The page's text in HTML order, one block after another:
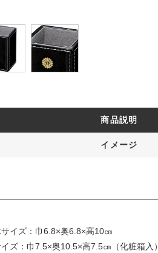
商品説明
イメージ
イズ：巾6.8×奥6.8×高10㎝
ズ：巾7.5×奥10.5×高7.5㎝（化粧箱入）